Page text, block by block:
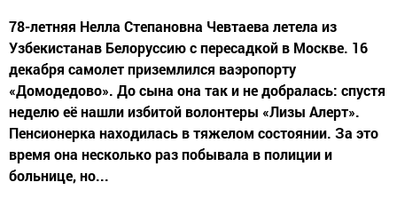
78-летняя Нелла Степановна Чевтаева летела из
Узбекистанав Белоруссию с пересадкой в Москве. 16
декабря самолет приземлился ваэропорту
«Домодедово». До сына она так и не добралась: спустя
неделю её нашли избитой волонтеры «Лизы Алерт».
Пенсионерка находилась в тяжелом состоянии. За это
время она несколько раз побывала в полиции и
больнице, но...